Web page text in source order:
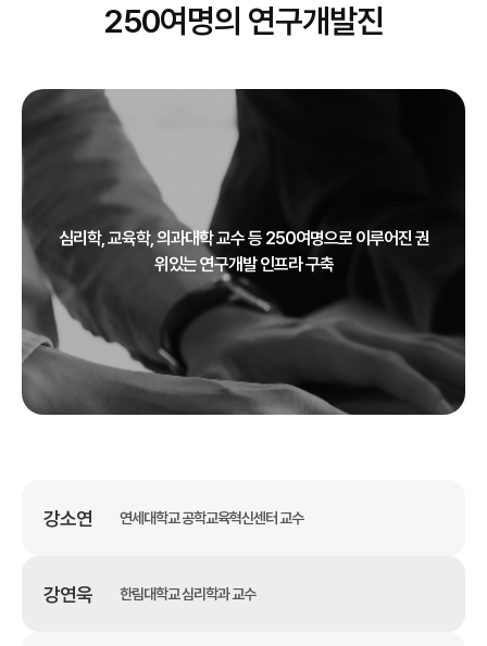
250여명의 연구개발진
심리학, 교육학, 의과대학 교수 등 250여명으로 이루어진 권
위있는 연구개발 인프라 구축
강소연 연세대학교 공학교육혁신센터 교수
강연욱 한림대학교 심리학과 교수